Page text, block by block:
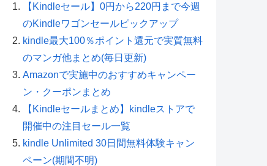
【Kindleセール】0円から220円まで今週
のKindleワゴンセールピックアップ
kindle最大100％ポイント還元で実質無料
のマンガ他まとめ(毎日更新)
Amazonで実施中のおすすめキャンペー
ン・クーポンまとめ
【Kindleセールまとめ】kindleストアで
開催中の注目セール一覧
kindle Unlimited 30日間無料体験キャン
ペーン(期間不明)